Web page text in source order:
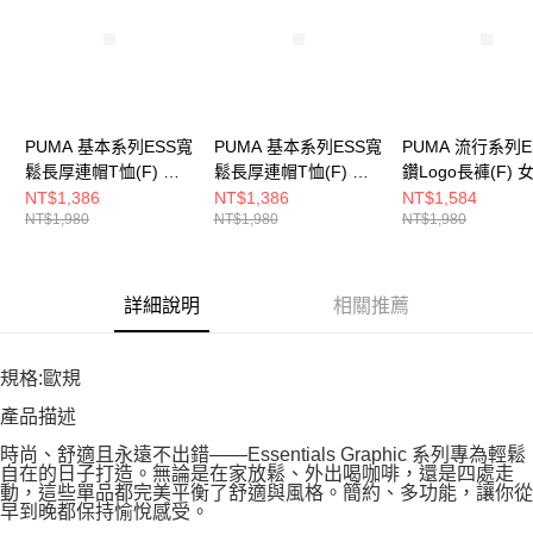
PUMA 基本系列ESS寬
鬆長厚連帽T恤(F) 女
其他長袖WATER
68539896
NT$1,386
NT$1,980
PUMA 基本系列ESS寬
鬆長厚連帽T恤(F) 女
其他長袖WATER
68539801
NT$1,386
NT$1,980
PUMA 流行系列
鑽Logo長褲(F)
褲 63456701
NT$1,584
NT$1,980
詳細說明 相關推薦
規格:歐規
產品描述
時尚、舒適且永遠不出錯——Essentials Graphic 系列專為輕鬆
自在的日子打造。無論是在家放鬆、外出喝咖啡，還是四處走
動，這些單品都完美平衡了舒適與風格。簡約、多功能，讓你從
早到晚都保持愉悅感受。